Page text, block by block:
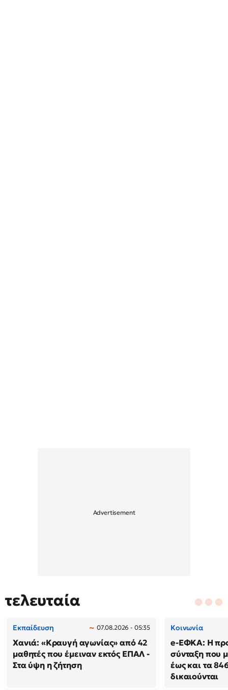
τελευταία
Εκπαίδευση 07.08.2026 - 05:35
Χανιά: «Κραυγή αγωνίας» από 42
μαθητές που έμειναν εκτός ΕΠΑΛ -
Στα ύψη η ζήτηση
Κοινωνία
e-ΕΦΚΑ: Η
σύνταξη που
έως και τα
δικαιούνται